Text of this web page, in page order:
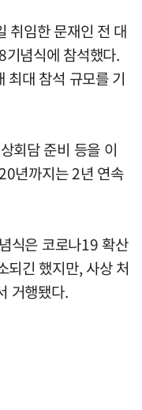
취임한 문재인 전 대
념식에 참석했다.
최대 참석 규모를 기
회담 준비 등을 이
년까지는 2년 연속
식은 코로나19 확산
되긴 했지만, 사상 처
거행됐다.